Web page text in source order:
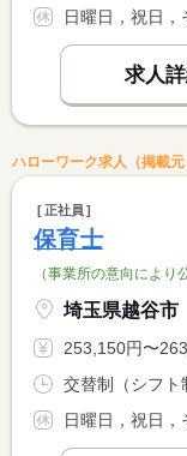
日曜日，祝日，
求人
ハローワーク求人（掲載元
正社員
保育士
（事業所の意向により
埼玉県越谷市
253,150円〜263,525円 ※フルタイ
日曜日，祝日，